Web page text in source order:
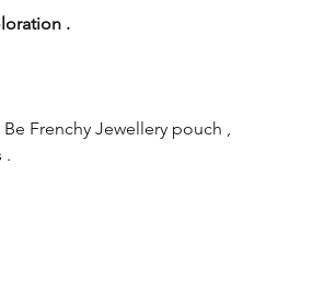
.
Frenchy Jewellery pouch ,
.